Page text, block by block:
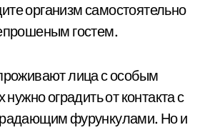
организм самостоятельно
гостем.
лица с особым
нужно оградить от контакта с
фурункулами. Но и